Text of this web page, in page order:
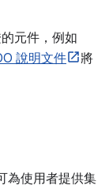
元件，例如
說明文件
將
為使用者提供集